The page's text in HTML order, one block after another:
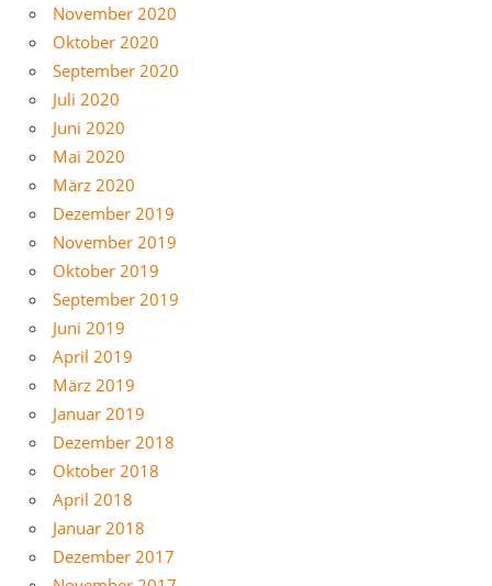
November 2020
Oktober 2020
September 2020
Juli 2020
Juni 2020
Mai 2020
März 2020
Dezember 2019
November 2019
Oktober 2019
September 2019
Juni 2019
April 2019
März 2019
Januar 2019
Dezember 2018
Oktober 2018
April 2018
Januar 2018
Dezember 2017